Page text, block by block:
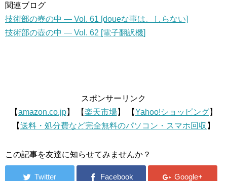
関連ブログ
技術部の壺の中 — Vol. 61 [doueな事は、しらない]
技術部の壺の中 — Vol. 62 [電子翻訳機]
スポンサーリンク
【amazon.co.jp】 【楽天市場】 【Yahoo!ショッピング】
【送料・処分費など完全無料のパソコン・スマホ回収 】
この記事を友達に知らせてみませんか？